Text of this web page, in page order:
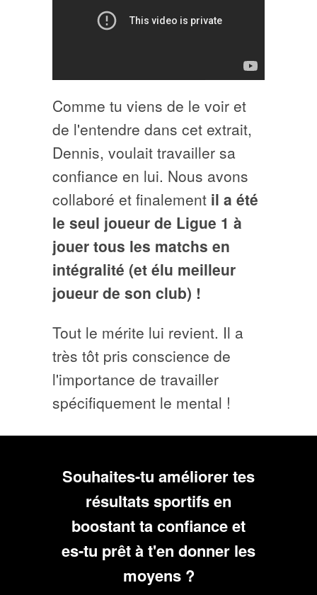
Comme tu viens de le voir et
de l'entendre dans cet extrait,
Dennis, voulait travailler sa
confiance en lui. Nous avons
collaboré et finalement il a été
le seul joueur de Ligue 1 à
jouer tous les matchs en
intégralité (et élu meilleur
joueur de son club) !
Tout le mérite lui revient. Il a
très tôt pris conscience de
l'importance de travailler
spécifiquement le mental !
Souhaites-tu améliorer tes
résultats sportifs en
boostant ta confiance et
es-tu prêt à t'en donner les
moyens ?